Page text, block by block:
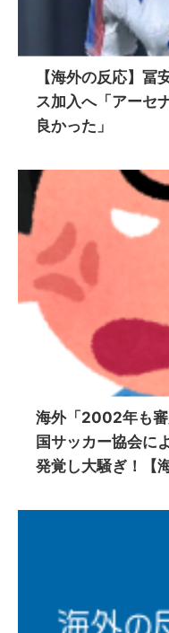
【海外の反応】冨
ス加入へ「アーセ
良かった」
海外「2002年も
国サッカー協会に
発覚し大騒ぎ！【